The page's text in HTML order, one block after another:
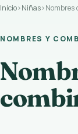
Inicio›Niñas›Nombres
NOMBRES Y